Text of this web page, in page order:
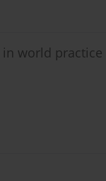
world practice